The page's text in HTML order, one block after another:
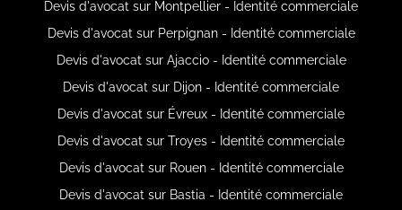
Devis d'avocat sur Montpellier - Identité commerciale
Devis d'avocat sur Perpignan - Identité commerciale
Devis d'avocat sur Ajaccio - Identité commerciale
Devis d'avocat sur Dijon - Identité commerciale
Devis d'avocat sur Évreux - Identité commerciale
Devis d'avocat sur Troyes - Identité commerciale
Devis d'avocat sur Rouen - Identité commerciale
Devis d'avocat sur Bastia - Identité commerciale